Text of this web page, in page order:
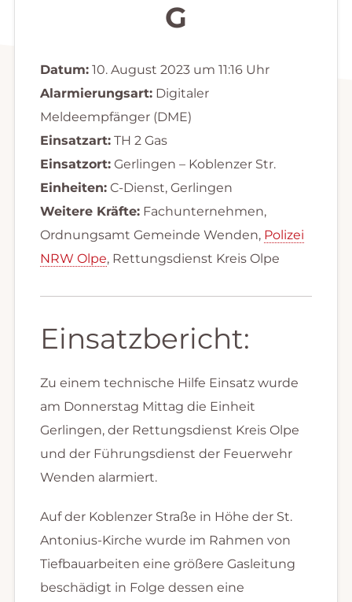
G
Datum:10. August 2023 um 11:16 Uhr
Alarmierungsart:Digitaler
Meldeempfänger (DME)
Einsatzart:TH 2 Gas
Einsatzort:Gerlingen – Koblenzer Str.
Einheiten:C-Dienst, Gerlingen
Weitere Kräfte:Fachunternehmen,
Ordnungsamt Gemeinde Wenden, Polizei
NRW Olpe, Rettungsdienst Kreis Olpe
Einsatzbericht:
Zu einem technische Hilfe Einsatz wurde
am Donnerstag Mittag die Einheit
Gerlingen, der Rettungsdienst Kreis Olpe
und der Führungsdienst der Feuerwehr
Wenden alarmiert.
Auf der Koblenzer Straße in Höhe der St.
Antonius-Kirche wurde im Rahmen von
Tiefbauarbeiten eine größere Gasleitung
beschädigt in Folge dessen eine